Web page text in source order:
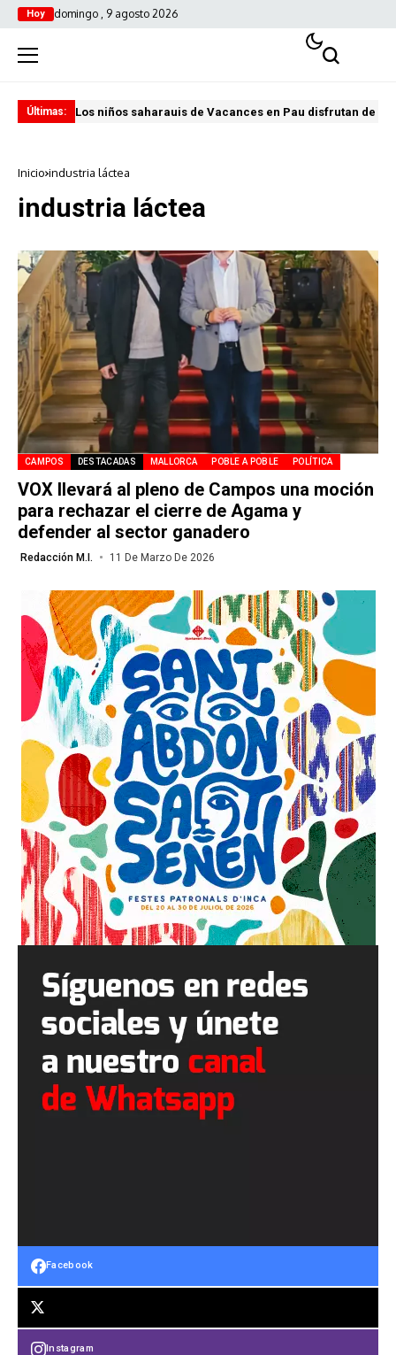
Hoy domingo , 9 agosto 2026
Últimas: Los niños saharauis de Vacances en Pau disfrutan de
Inicio industria láctea
industria láctea
CAMPOS DESTACADAS MALLORCA POBLE A POBLE POLÍTICA
VOX llevará al pleno de Campos una moción
para rechazar el cierre de Agama y
defender al sector ganadero
Redacción M.I. 11 De Marzo De 2026
Facebook
Instagram